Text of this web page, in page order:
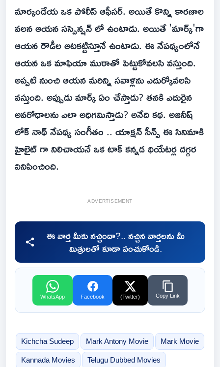
మార్కండేయ ఒక పోలీస్ ఆఫీసర్. అయితే కొన్ని కారణాల
వలన ఆయన సస్పెన్షన్ లో ఉంటాడు. అయితే 'మార్క్'గా
ఆయన రౌడీల ఆటకట్టిస్తూనే ఉంటాడు. ఈ నేపథ్యంలోనే
ఆయన ఒక మాఫియా ముఠాతో పెట్టుకోవలసి వస్తుంది.
అప్పటి నుంచి ఆయన మరిన్ని సవాళ్లను ఎదుర్కోవలసి
వస్తుంది. అప్పుడు మార్క్ ఏం చేస్తాడు? తనకి ఎదురైన
అవరోధాలను ఎలా అధిగమిస్తాడు? అనేది కథ. అజనీష్
లోక్ నాథ్ నేపథ్య సంగీతం .. యాక్షన్ సీన్స్ ఈ సినిమాకి
హైలైట్ గా నిలిచాయనే ఒక టాక్ కన్నడ థియేటర్ల దగ్గర
వినిపించింది.
ADVERTISEMENT
ఈ వార్త మీకు నచ్చిందా?.. నచ్చిన వార్తలను మీ
మిత్రులతో కూడా పంచుకోండి.
WhatsApp Facebook (Twitter) Copy Link
Kichcha Sudeep Mark Antony Movie Mark Movie
Kannada Movies Telugu Dubbed Movies